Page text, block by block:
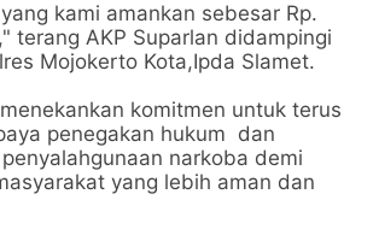
kami amankan sebesar Rp.
terang AKP Suparlan didampingi
Mojokerto Kota,Ipda Slamet.
komitmen untuk terus
penegakan hukum dan
narkoba demi
yang lebih aman dan